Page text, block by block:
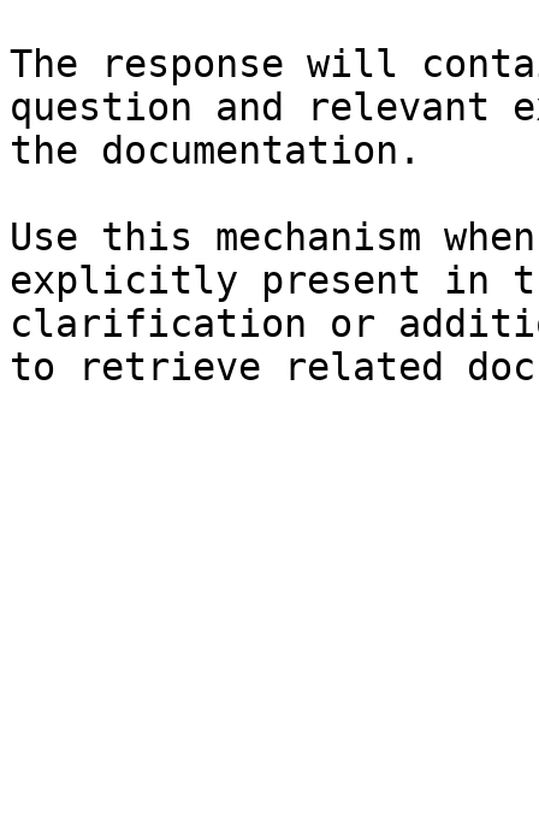
The response will
question and relevant
the documentation.
Use this mechanism
explicitly present in
clarification or